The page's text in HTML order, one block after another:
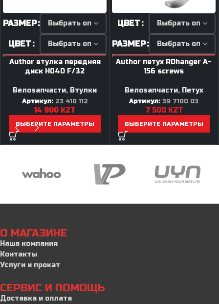
РАЗМЕР
ЦВЕТ
Author втулка передняя
диск H04D F/32
Велозапчасти, Втулки
Артикул: 23 410 112
14 900 KZT
ВЫБЕРИТЕ ПАРАМЕТРЫ
ЦВЕТ
РАЗМЕР
Author петух RDhanger A-
156 screws
Велозапчасти, Петух
Артикул: 39 7100 03
7 500 KZT
ВЫБЕРИТЕ ПАРАМЕТРЫ
О МАГАЗИНЕ
Наша компания
Контакты
Услуги и прокат
СЕРВИС И ПОМОЩЬ
Доставка и оплата